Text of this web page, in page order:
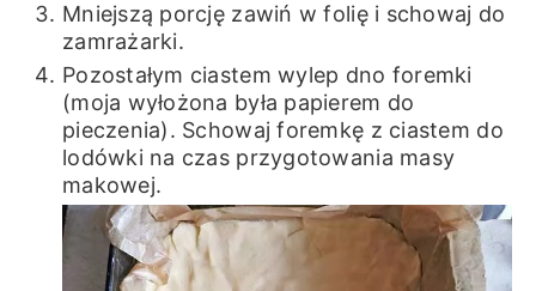
Mniejszą porcję zawiń w folię i schowaj do
zamrażarki.
Pozostałym ciastem wylep dno foremki
(moja wyłożona była papierem do
pieczenia). Schowaj foremkę z ciastem do
lodówki na czas przygotowania masy
makowej.